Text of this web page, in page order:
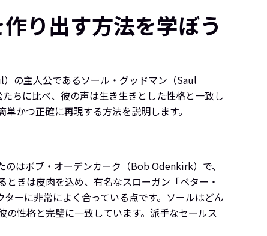
り出す方法を学ぼう
の主人公であるソール・グッドマン（Saul
ちに比べ、彼の声は生き生きとした性格と一致し
かつ正確に再現する方法を説明します。
はボブ・オーデンカーク（Bob Odenkirk）で、
きは皮肉を込め、有名なスローガン「ベター・
ーに非常によく合っている点です。ソールはどん
性格と完璧に一致しています。派手なセールス